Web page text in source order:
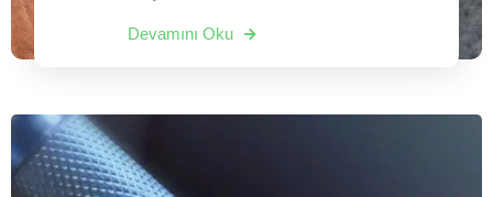
Devamını Oku